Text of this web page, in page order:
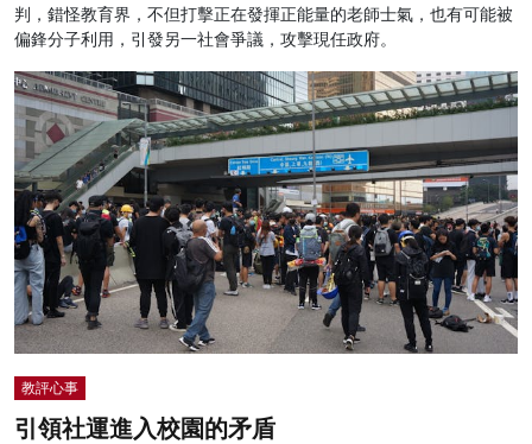
判，錯怪教育界，不但打擊正在發揮正能量的老師士氣，也有可能被
偏鋒分子利用，引發另一社會爭議，攻擊現任政府。
教評心事
引領社運進入校園的矛盾